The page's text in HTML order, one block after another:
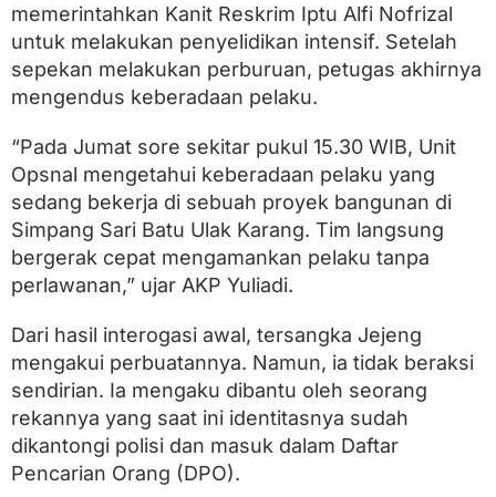
l
a
R
p
J
t
a
memerintahkan Kanit Reskrim Iptu Alfi Nofrizal
untuk melakukan penyelidikan intensif. Setelah
sepekan melakukan perburuan, petugas akhirnya
mengendus keberadaan pelaku.
“Pada Jumat sore sekitar pukul 15.30 WIB, Unit
Opsnal mengetahui keberadaan pelaku yang
sedang bekerja di sebuah proyek bangunan di
Simpang Sari Batu Ulak Karang. Tim langsung
bergerak cepat mengamankan pelaku tanpa
perlawanan,” ujar AKP Yuliadi.
Dari hasil interogasi awal, tersangka Jejeng
mengakui perbuatannya. Namun, ia tidak beraksi
sendirian. Ia mengaku dibantu oleh seorang
rekannya yang saat ini identitasnya sudah
dikantongi polisi dan masuk dalam Daftar
Pencarian Orang (DPO).